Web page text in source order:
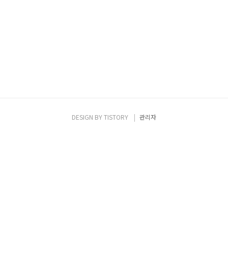
DESIGN BYTISTORY 관리자